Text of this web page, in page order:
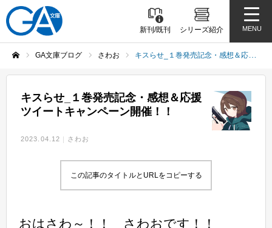
新刊/既刊 シリーズ紹介 MENU
GA文庫ブログ さわお キスらせ_１巻発売記念・感想＆応援ツイートキャンペーン開催！！
キスらせ_１巻発売記念・感想＆応援
ツイートキャンペーン開催！！
2023.04.12 さわお
この記事のタイトルとURLをコピーする
おはさわ～！！ さわおです！！